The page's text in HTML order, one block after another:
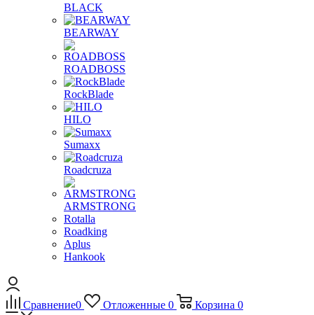
BLACK
BEARWAY
ROADBOSS
RockBlade
HILO
Sumaxx
Roadcruza
ARMSTRONG
Rotalla
Roadking
Aplus
Hankook
Сравнение0 Отложенные 0 Корзина 0